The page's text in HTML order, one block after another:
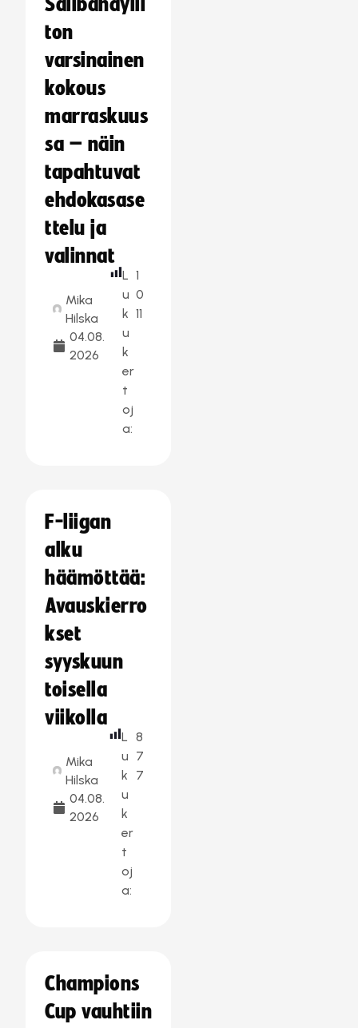
Salibandylii
ton
varsinainen
kokous
marraskuus
sa – näin
tapahtuvat
ehdokasase
ttelu ja
valinnat
Mika
Hilska
04.08.
2026
L
u
k
u
k
er
t
oj
a:
1
0
11
F-liigan
alku
häämöttää:
Avauskierro
kset
syyskuun
toisella
viikolla
Mika
Hilska
04.08.
2026
L
u
k
u
k
er
t
oj
a:
8
7
7
Champions
Cup vauhtiin